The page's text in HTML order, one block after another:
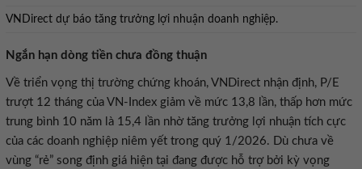
VNDirect dự báo tăng trưởng lợi nhuận doanh nghiệp.
Ngắn hạn dòng tiền chưa đồng thuận
Về triển vọng thị trường chứng khoán, VNDirect nhận định, P/E
trượt 12 tháng của VN-Index giảm về mức 13,8 lần, thấp hơn mức
trung bình 10 năm là 15,4 lần nhờ tăng trưởng lợi nhuận tích cực
của các doanh nghiệp niêm yết trong quý 1/2026. Dù chưa về
vùng “rẻ” song định giá hiện tại đang được hỗ trợ bởi kỳ vọng